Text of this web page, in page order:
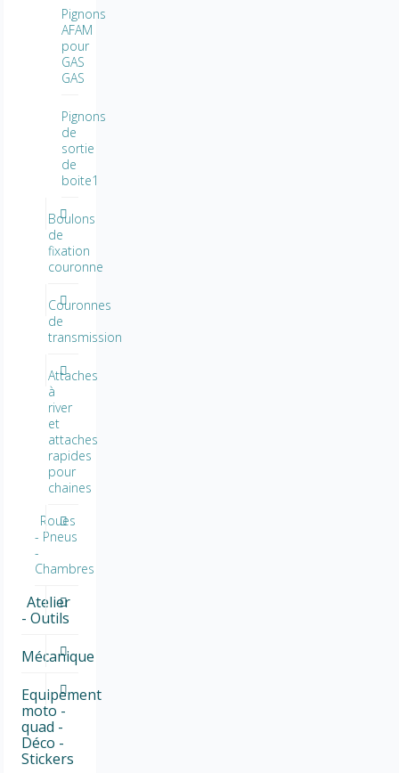
Pignons
AFAM
pour
GAS
GAS
Pignons
de
sortie
de
boite1
Boulons
de
fixation
couronne
Couronnes
de
transmission
Attaches
à
river
et
attaches
rapides
pour
chaines
Roues
- Pneus
-
Chambres
Atelier
- Outils
Mécanique
Equipement
moto -
quad -
Déco -
Stickers